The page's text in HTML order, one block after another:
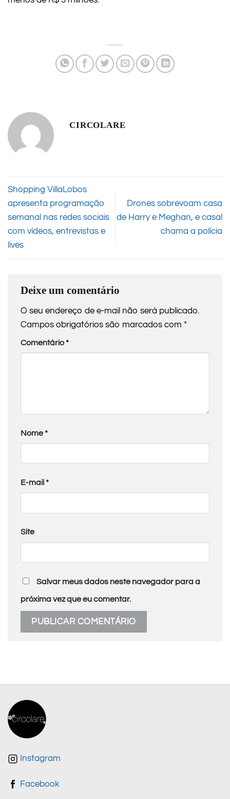
CIRCOLARE
Shopping VillaLobos
apresenta programação
semanal nas redes sociais
com vídeos, entrevistas e
lives
Drones sobrevoam casa
de Harry e Meghan, e casal
chama a polícia
Deixe um comentário
O seu endereço de e-mail não será publicado.
Campos obrigatórios são marcados com *
Comentário*
Nome*
E-mail *
Site
Salvar meus dados neste navegador para a
próxima vez que eu comentar.
Instagram
Facebook